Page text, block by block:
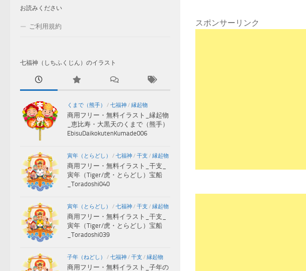
スポンサーリンク
お読みください
ご利用規約
七福神（しちふくじん）のイラスト
くまで（熊手） / 七福神/ 縁起物
商用フリー・無料イラスト_縁起物
_恵比寿・大黒天のくまで（熊手）
EbisuDaikokutenKumade006
寅年（とらどし） / 七福神/ 干支 / 縁起物
商用フリー・無料イラスト_干支_
寅年（Tiger/虎・とらどし）宝船
_Toradoshi040
寅年（とらどし） / 七福神/ 干支 / 縁起物
商用フリー・無料イラスト_干支_
寅年（Tiger/虎・とらどし）宝船
_Toradoshi039
子年（ねどし） / 七福神/ 干支 / 縁起物
商用フリー・無料イラスト_子年の